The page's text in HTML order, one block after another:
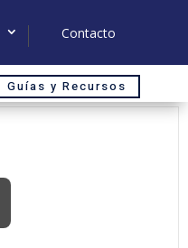
Contacto
Guías y Recursos